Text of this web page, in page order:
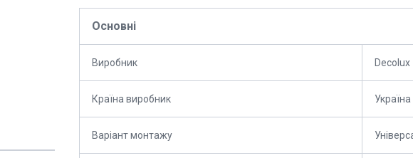
Основні
Виробник Decolux
Країна виробник Україна
Варіант монтажу